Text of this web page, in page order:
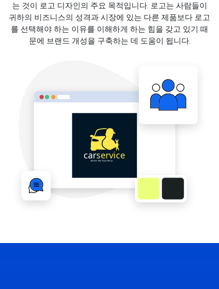
는 것이 로고 디자인의 주요 목적입니다. 로고는 사람들이
귀하의 비즈니스의 성격과 시장에 있는 다른 제품보다 로고
를 선택해야 하는 이유를 이해하게 하는 힘을 갖고 있기 때
문에 브랜드 개성을 구축하는 데 도움이 됩니다.